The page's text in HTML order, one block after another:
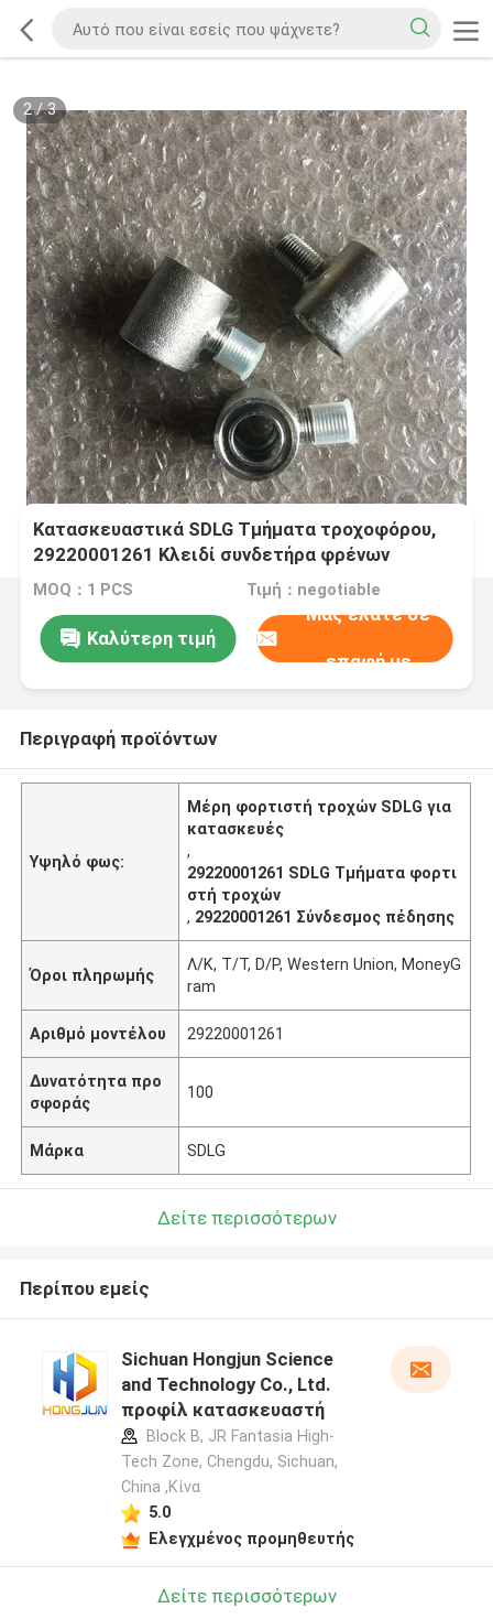
2/3
Κατασκευαστικά SDLG Τμήματα τροχοφόρου,
29220001261 Κλειδί συνδετήρα φρένων
MOQ：1 PCS Τιμή：negotiable
Καλύτερη τιμή
Μας ελάτε σε
επαφή με
Περιγραφή προϊόντων
Υψηλό φως:
Μέρη φορτιστή τροχών SDLG για
κατασκευές
,
29220001261 SDLG Τμήματα φορτι
στή τροχών
, 29220001261 Σύνδεσμος πέδησης
Όροι πληρωμής
Λ/Κ, T/T, D/P, Western Union, MoneyG
ram
Αριθμό μοντέλου 29220001261
Δυνατότητα προ
σφοράς
100
Μάρκα SDLG
Δείτε περισσότερων
Περίπου εμείς
Sichuan Hongjun Science
and Technology Co., Ltd.
προφίλ κατασκευαστή
Block B, JR Fantasia High-
Tech Zone, Chengdu, Sichuan,
China ,Κίνα
5.0
Ελεγχμένος προμηθευτής
Δείτε περισσότερων